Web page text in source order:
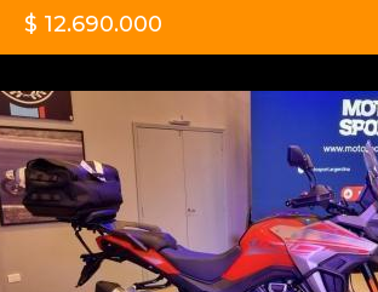
$ 12.690.000